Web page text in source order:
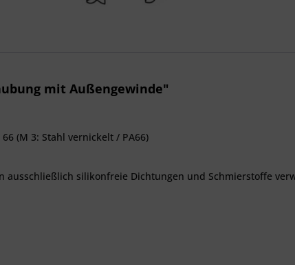
mit Außengewinde"
(M 3: Stahl vernickelt / PA66)
ausschließlich silikonfreie Dichtungen und Schmierstoffe